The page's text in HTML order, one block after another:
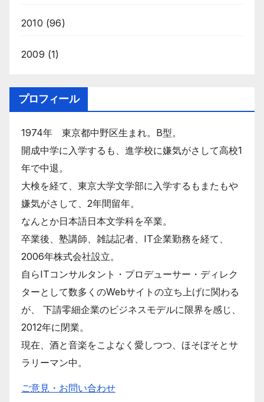
2010 (96)
2009 (1)
プロフィール
1974年 東京都中野区生まれ。B型。
開成中学に入学するも、進学校に嫌気がさして高校1
年で中退。
大検を経て、東京大学文学部に入学するもまたもや
嫌気がさして、2年間留年。
なんとか日本語日本文学科を卒業。
卒業後、塾講師、雑誌記者、IT企業勤務を経て、
2006年株式会社設立。
自らITコンサルタント・プロデューサー・ディレク
ターとして数多くのWebサイトの立ち上げに関わる
が、 下請零細企業のビジネスモデルに限界を感じ、
2012年に閉業。
現在、酒と音楽をこよなく愛しつつ、ほそぼそとサ
ラリーマン中。
ご意見・お問い合わせ